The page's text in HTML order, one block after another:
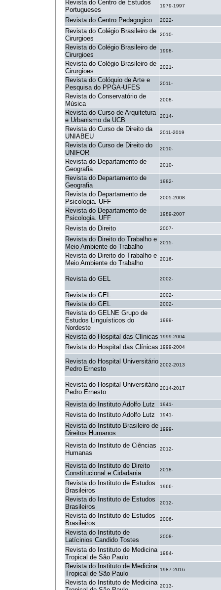
Revista do Centro de Estudos
Portugueses
1979-1997
Revista do Centro Pedagogico 2022-
Revista do Colégio Brasileiro de
Cirurgioes
2010-
Revista do Colégio Brasileiro de
Cirurgioes
1998-
Revista do Colégio Brasileiro de
Cirurgioes
2021-
Revista do Colóquio de Arte e
Pesquisa do PPGA-UFES
2011-
Revista do Conservatório de
Música
2008-
Revista do Curso de Arquitetura
e Urbanismo da UCB
2014-
Revista do Curso de Direito da
UNIABEU
2011-2019
Revista do Curso de Direito do
UNIFOR
2010-
Revista do Departamento de
Geografia
2010-
Revista do Departamento de
Geografia
1982-
Revista do Departamento de
Psicologia. UFF
2005-2008
Revista do Departamento de
Psicologia. UFF
1989-2007
Revista do Direito 2007-
Revista do Direito do Trabalho e
Meio Ambiente do Trabalho
2015-
Revista do Direito do Trabalho e
Meio Ambiente do Trabalho
2016-
Revista do GEL 2002-
Revista do GEL 2002-
Revista do GEL 2002-
Revista do GELNE Grupo de
Estudos Linguísticos do
Nordeste
1999-
Revista do Hospital das Clínicas 1999-2004
Revista do Hospital das Clínicas 1999-2004
Revista do Hospital Universitário
Pedro Ernesto
2002-2013
Revista do Hospital Universitário
Pedro Ernesto
2014-2017
Revista do Instituto Adolfo Lutz 1941-
Revista do Instituto Adolfo Lutz 1941-
Revista do Instituto Brasileiro de
Direitos Humanos
1999-
Revista do Instituto de Ciências
Humanas
2012-
Revista do Instituto de Direito
Constitucional e Cidadania
2018-
Revista do Instituto de Estudos
Brasileiros
1966-
Revista do Instituto de Estudos
Brasileiros
2012-
Revista do Instituto de Estudos
Brasileiros
2006-
Revista do Instituto de
Latícinios Candido Tostes
2008-
Revista do Instituto de Medicina
Tropical de São Paulo
1984-
Revista do Instituto de Medicina
Tropical de São Paulo
1987-2016
Revista do Instituto de Medicina 2013-